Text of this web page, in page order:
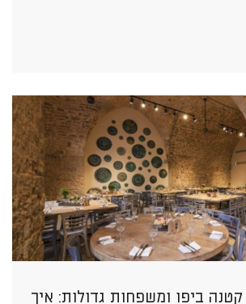
ביפו ומשפחות גדולות: איך